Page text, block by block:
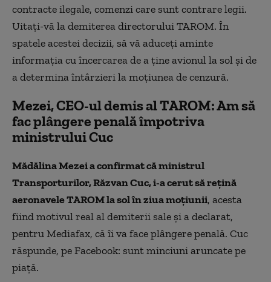
contracte ilegale, comenzi care sunt contrare legii.
Uitați-vă la demiterea directorului TAROM. În
spatele acestei decizii, să vă aduceți aminte
informația cu încercarea de a ține avionul la sol și de
a determina întârzieri la moțiunea de cenzură.
Mezei, CEO-ul demis al TAROM: Am să
fac plângere penală împotriva
ministrului Cuc
Mădălina Mezei a confirmat că ministrul
Transporturilor, Răzvan Cuc, i-a cerut să reţină
aeronavele TAROM la sol în ziua moţiunii, acesta
fiind motivul real al demiterii sale şi a declarat,
pentru Mediafax, că îi va face plângere penală. Cuc
răspunde, pe Facebook: sunt minciuni aruncate pe
piață.